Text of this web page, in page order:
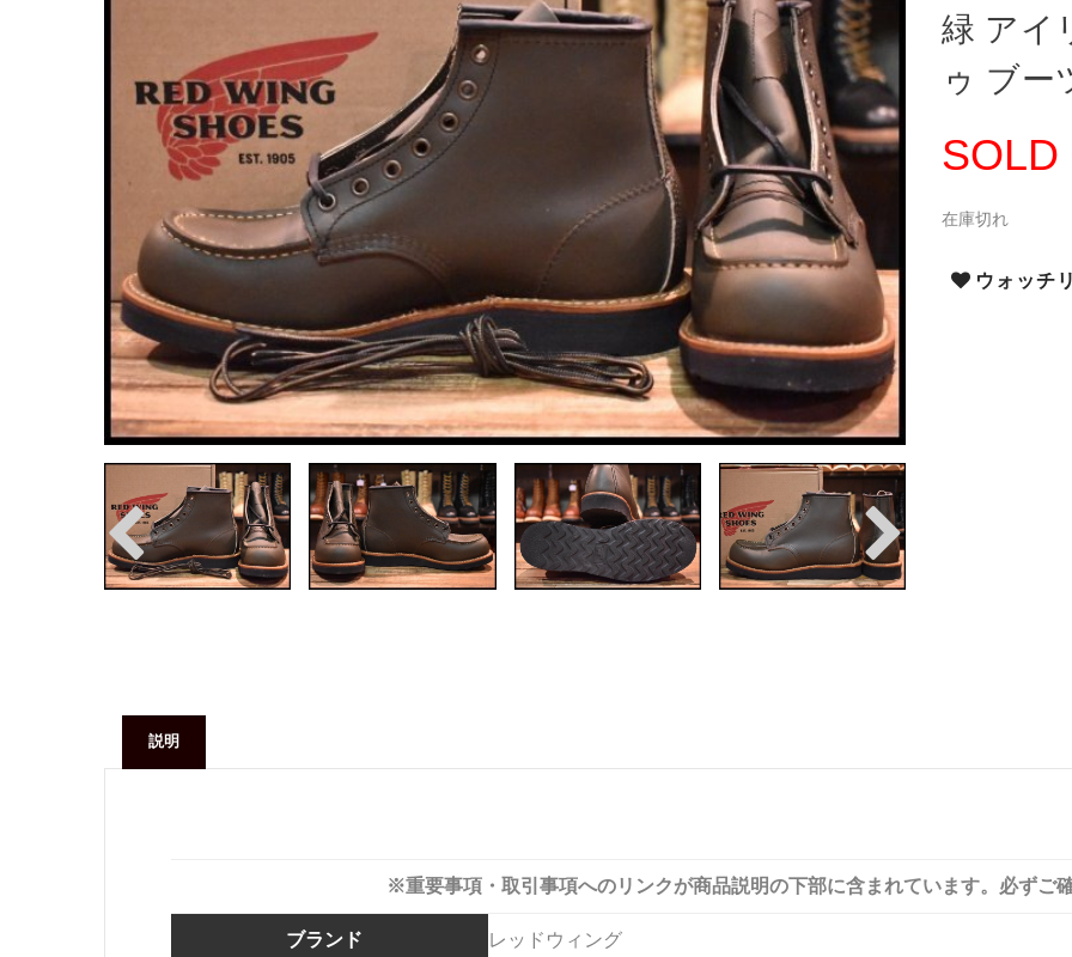
緑 アイ
ゥ ブー
SOLD
在庫切れ
ウォッチ
説明
※重要事項・取引事項へのリンクが商品説明の下部に含まれています。必ずご
ブランド レッドウィング